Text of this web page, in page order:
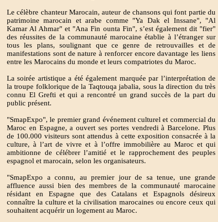
Le célèbre chanteur Marocain, auteur de chansons qui font partie du
patrimoine marocain et arabe comme "Ya Dak el Inssane", "Al
Kamar Al Ahmar" et "Ana Fin ounta Fin", s’est également dit "fier"
des réussites de la communauté marocaine établie à l’étranger sur
tous les plans, soulignant que ce genre de retrouvailles et de
manifestations sont de nature à renforcer encore davantage les liens
entre les Marocains du monde et leurs compatriotes du Maroc.
La soirée artistique a été également marquée par l’interprétation de
la troupe folklorique de la Taqtouqa jabalia, sous la direction du très
connu El Grefti et qui a rencontré un grand succès de la part du
public présent.
"SmapExpo", le premier grand événement culturel et commercial du
Maroc en Espagne, a ouvert ses portes vendredi à Barcelone. Plus
de 100.000 visiteurs sont attendus à cette exposition consacrée à la
culture, à l’art de vivre et à l’offre immobilière au Maroc et qui
ambitionne de célébrer l’amitié et le rapprochement des peuples
espagnol et marocain, selon les organisateurs.
"SmapExpo a connu, au premier jour de sa tenue, une grande
affluence aussi bien des membres de la communauté marocaine
résidant en Espagne que des Catalans et Espagnols désireux
connaître la culture et la civilisation marocaines ou encore ceux qui
souhaitent acquérir un logement au Maroc.